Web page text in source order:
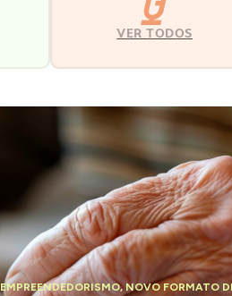
VER TODOS
EMPREENDEDORISMO,NOVO FORMATO